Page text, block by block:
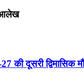
22-24 जुलाई
आलेख
की दूसरी द्विमासिक